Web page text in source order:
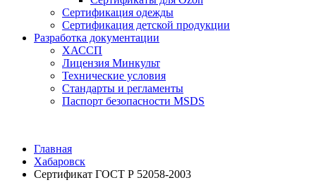
Сертификация одежды
Сертификация детской продукции
Разработка документации
ХАССП
Лицензия Минкульт
Технические условия
Стандарты и регламенты
Паспорт безопасности MSDS
Главная
Хабаровск
Сертификат ГОСТ Р 52058-2003